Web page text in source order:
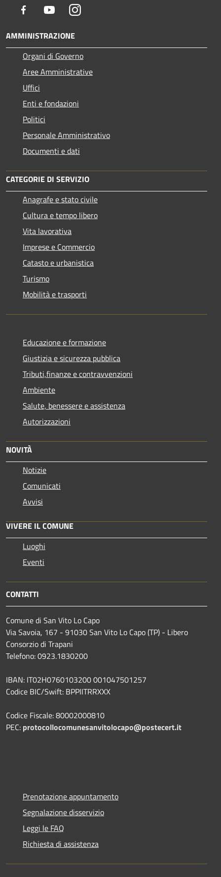
Facebook YoutubeInstagram
AMMINISTRAZIONE
Organi di Governo
Aree Amministrative
Uffici
Enti e fondazioni
Politici
Personale Amministrativo
Documenti e dati
CATEGORIE DI SERVIZIO
Anagrafe e stato civile
Cultura e tempo libero
Vita lavorativa
Imprese e Commercio
Catasto e urbanistica
Turismo
Mobilità e trasporti
Educazione e formazione
Giustizia e sicurezza pubblica
Tributi,finanze e contravvenzioni
Ambiente
Salute, benessere e assistenza
Autorizzazioni
NOVITÀ
Notizie
Comunicati
Avvisi
VIVERE IL COMUNE
Luoghi
Eventi
CONTATTI
Comune di San Vito Lo Capo
Via Savoia, 167 - 91030 San Vito Lo Capo (TP) - Libero
Consorzio di Trapani
Telefono: 0923.1830200
IBAN: IT02H0760103200 001047501257
Codice BIC/Swift: BPPIITRRXXX
Codice Fiscale: 80002000810
PEC: protocollocomunesanvitolocapo@postecert.it
Prenotazione appuntamento
Segnalazione disservizio
Leggi le FAQ
Richiesta di assistenza